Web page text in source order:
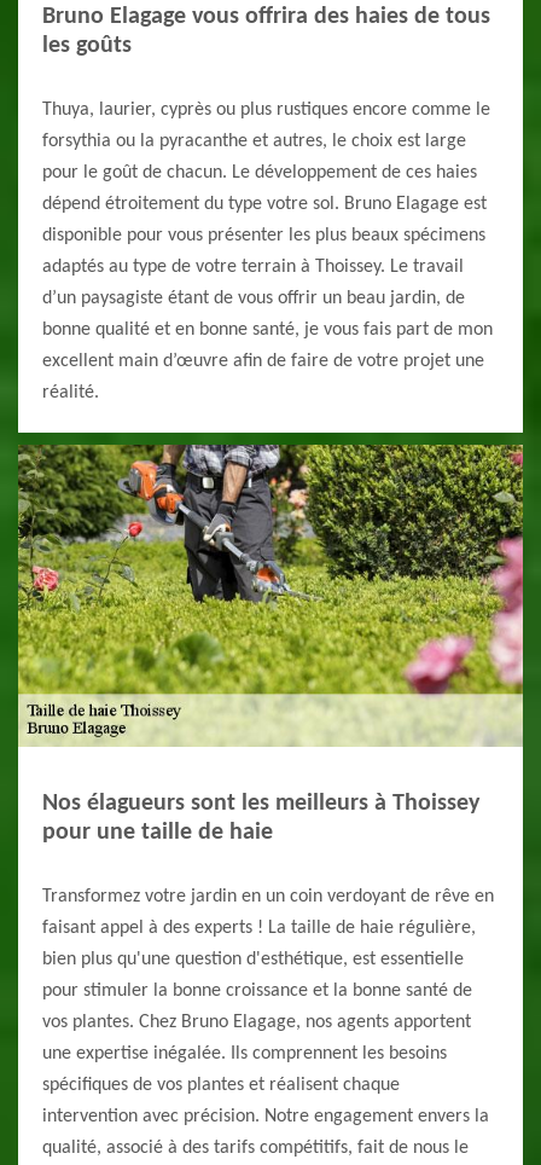
Bruno Elagage vous offrira des haies de tous
les goûts
Thuya, laurier, cyprès ou plus rustiques encore comme le
forsythia ou la pyracanthe et autres, le choix est large
pour le goût de chacun. Le développement de ces haies
dépend étroitement du type votre sol. Bruno Elagage est
disponible pour vous présenter les plus beaux spécimens
adaptés au type de votre terrain à Thoissey. Le travail
d’un paysagiste étant de vous offrir un beau jardin, de
bonne qualité et en bonne santé, je vous fais part de mon
excellent main d’œuvre afin de faire de votre projet une
réalité.
Nos élagueurs sont les meilleurs à Thoissey
pour une taille de haie
Transformez votre jardin en un coin verdoyant de rêve en
faisant appel à des experts ! La taille de haie régulière,
bien plus qu'une question d'esthétique, est essentielle
pour stimuler la bonne croissance et la bonne santé de
vos plantes. Chez Bruno Elagage, nos agents apportent
une expertise inégalée. Ils comprennent les besoins
spécifiques de vos plantes et réalisent chaque
intervention avec précision. Notre engagement envers la
qualité, associé à des tarifs compétitifs, fait de nous le